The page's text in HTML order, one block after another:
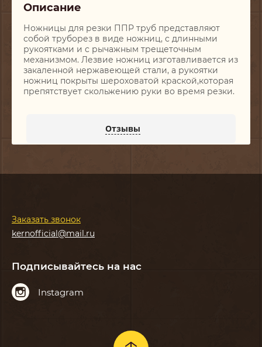
Описание
Ножницы для резки ППР труб представляют
собой труборез в виде ножниц, с длинными
рукоятками и с рычажным трещеточным
механизмом. Лезвие ножниц изготавливается из
закаленной нержавеющей стали, а рукоятки
ножниц покрыты шероховатой краской,которая
препятствует скольжению руки во время резки.
Отзывы
Заказать звонок
kernofficial@mail.ru
Подписывайтесь на нас
Instagram